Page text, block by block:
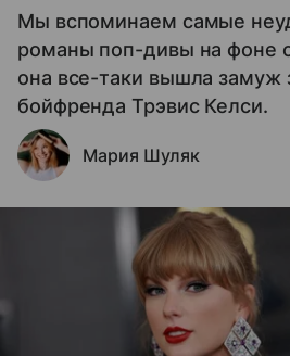
Мы вспоминаем самые
романы поп-дивы на фоне
она все-таки вышла замуж
бойфренда Трэвис Келси.
Мария Шуляк